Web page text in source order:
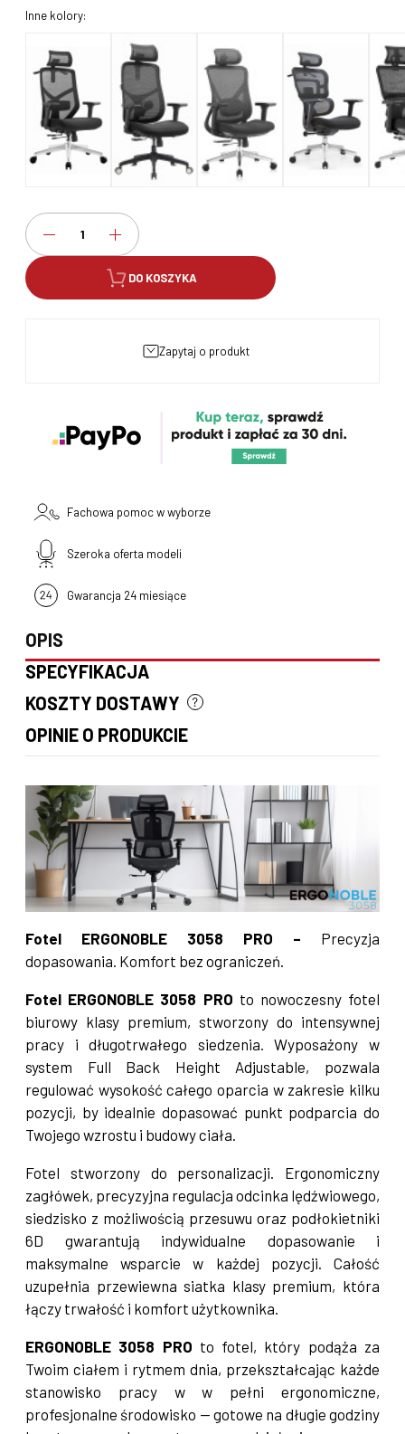
Inne kolory:
DO KOSZYKA
zapytaj o produkt
Fachowa pomoc w wyborze
Szeroka oferta modeli
Gwarancja 24 miesiące
OPIS
SPECYFIKACJA
KOSZTY DOSTAWY
OPINIE O PRODUKCIE
Fotel ERGONOBLE 3058 PRO – Precyzja
dopasowania. Komfort bez ograniczeń.
Fotel ERGONOBLE 3058 PRO to nowoczesny fotel
biurowy klasy premium, stworzony do intensywnej
pracy i długotrwałego siedzenia. Wyposażony w
system Full Back Height Adjustable, pozwala
regulować wysokość całego oparcia w zakresie kilku
pozycji, by idealnie dopasować punkt podparcia do
Twojego wzrostu i budowy ciała.
Fotel stworzony do personalizacji. Ergonomiczny
zagłówek, precyzyjna regulacja odcinka lędźwiowego,
siedzisko z możliwością przesuwu oraz podłokietniki
6D gwarantują indywidualne dopasowanie i
maksymalne wsparcie w każdej pozycji. Całość
uzupełnia przewiewna siatka klasy premium, która
łączy trwałość i komfort użytkownika.
ERGONOBLE 3058 PRO to fotel, który podąża za
Twoim ciałem i rytmem dnia, przekształcając każde
stanowisko pracy w w pełni ergonomiczne,
profesjonalne środowisko — gotowe na długie godziny